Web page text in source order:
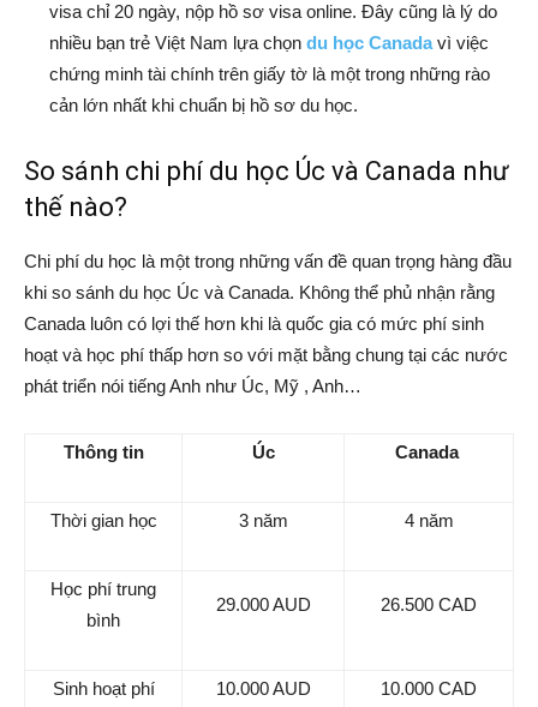
visa chỉ 20 ngày, nộp hồ sơ visa online. Đây cũng là lý do
nhiều bạn trẻ Việt Nam lựa chọn du học Canadavì việc
chứng minh tài chính trên giấy tờ là một trong những rào
cản lớn nhất khi chuẩn bị hồ sơ du học.
So sánh chi phí du học Úc và Canada như
thế nào?
Chi phí du học là một trong những vấn đề quan trọng hàng đầu
khi so sánh du học Úc và Canada. Không thể phủ nhận rằng
Canada luôn có lợi thế hơn khi là quốc gia có mức phí sinh
hoạt và học phí thấp hơn so với mặt bằng chung tại các nước
phát triển nói tiếng Anh như Úc, Mỹ , Anh…
Thông tin Úc Canada
Thời gian học 3 năm 4 năm
Học phí trung
bình
29.000 AUD 26.500 CAD
Sinh hoạt phí 10.000 AUD 10.000 CAD